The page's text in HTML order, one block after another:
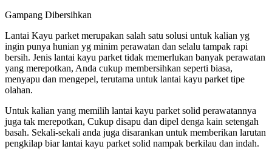
Gampang Dibersihkan
Lantai Kayu parket merupakan salah satu solusi untuk kalian yg
ingin punya hunian yg minim perawatan dan selalu tampak rapi
bersih. Jenis lantai kayu parket tidak memerlukan banyak perawatan
yang merepotkan, Anda cukup membersihkan seperti biasa,
menyapu dan mengepel, terutama untuk lantai kayu parket tipe
olahan.
Untuk kalian yang memilih lantai kayu parket solid perawatannya
juga tak merepotkan, Cukup disapu dan dipel denga kain setengah
basah. Sekali-sekali anda juga disarankan untuk memberikan larutan
pengkilap biar lantai kayu parket solid nampak berkilau dan indah.